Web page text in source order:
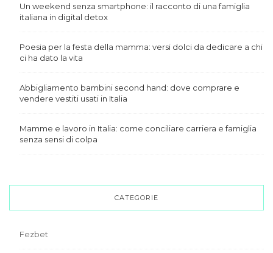
Un weekend senza smartphone: il racconto di una famiglia
italiana in digital detox
Poesia per la festa della mamma: versi dolci da dedicare a chi
ci ha dato la vita
Abbigliamento bambini second hand: dove comprare e
vendere vestiti usati in Italia
Mamme e lavoro in Italia: come conciliare carriera e famiglia
senza sensi di colpa
CATEGORIE
Fezbet